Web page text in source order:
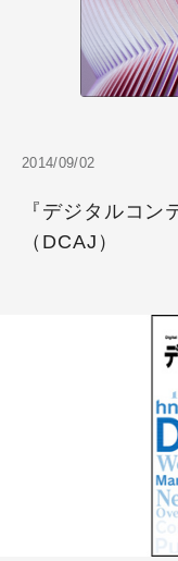
2014/09/02
『デジタルコン
（DCAJ）